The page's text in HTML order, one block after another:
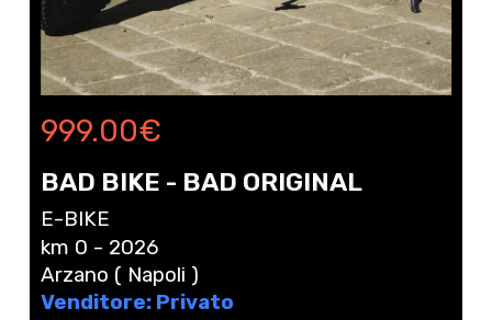
999.00€
BAD BIKE - BAD ORIGINAL
E-BIKE
km 0 - 2026
Arzano ( Napoli )
Venditore: Privato